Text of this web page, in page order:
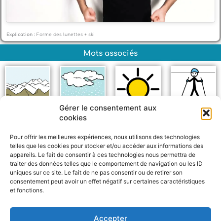
Gérer le consentement aux
cookies
Pour offrir les meilleures expériences, nous utilisons des technologies
telles que les cookies pour stocker et/ou accéder aux informations des
appareils. Le fait de consentir à ces technologies nous permettra de
traiter des données telles que le comportement de navigation ou les ID
uniques sur ce site. Le fait de ne pas consentir ou de retirer son
consentement peut avoir un effet négatif sur certaines caractéristiques
et fonctions.
Accepter
Explication : Forme des lunettes + ski
Mots associés
Neige
a
h
e
s
a